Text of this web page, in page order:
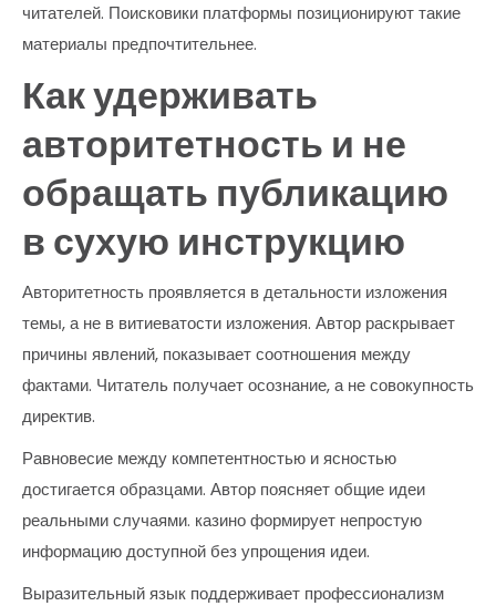
читателей. Поисковики платформы позиционируют такие
материалы предпочтительнее.
Как удерживать
авторитетность и не
обращать публикацию
в сухую инструкцию
Авторитетность проявляется в детальности изложения
темы, а не в витиеватости изложения. Автор раскрывает
причины явлений, показывает соотношения между
фактами. Читатель получает осознание, а не совокупность
директив.
Равновесие между компетентностью и ясностью
достигается образцами. Автор поясняет общие идеи
реальными случаями. казино формирует непростую
информацию доступной без упрощения идеи.
Выразительный язык поддерживает профессионализм